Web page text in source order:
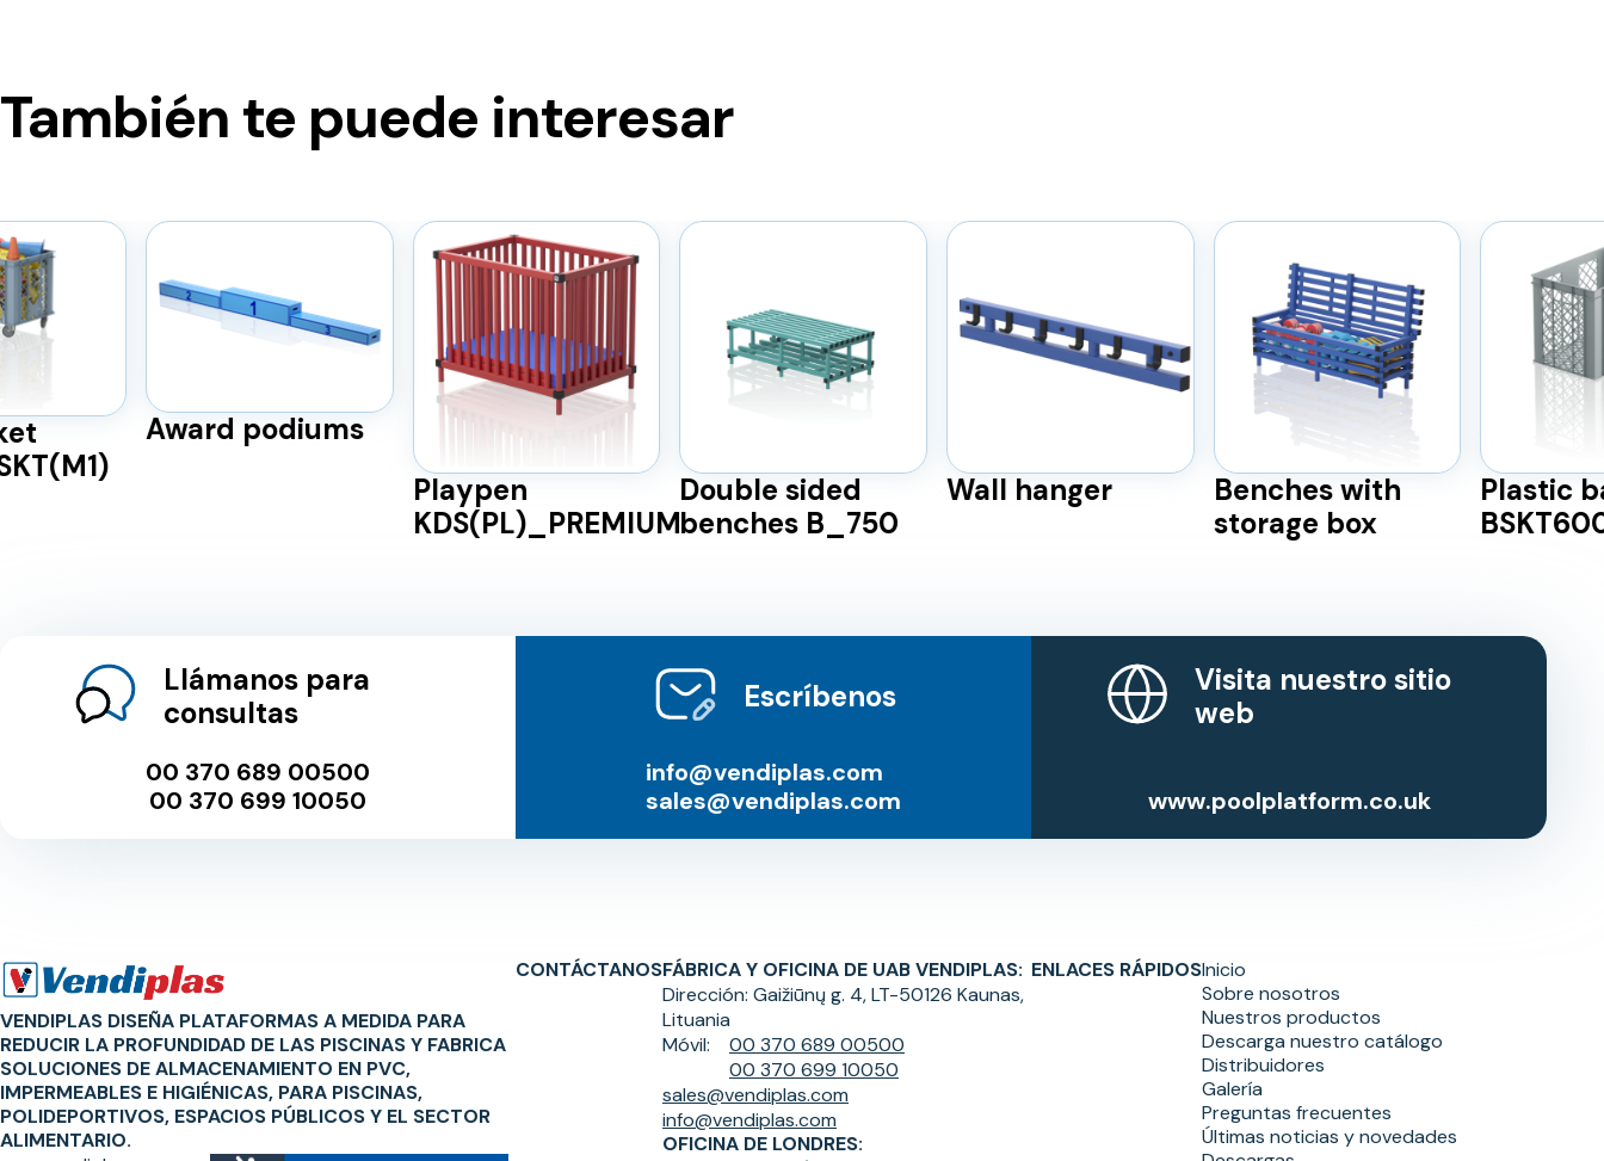
También te puede interesar
Award podiums
Playpen
KDS(PL)_PREMIUM
Double sided
benches B_750
Wall hanger
Benches with
storage box
Plastic
Llámanos para
consultas
00 370 689 00500
00 370 699 10050
Escríbenos
info@vendiplas.com
sales@vendiplas.com
Visita nuestro sitio
web
www.poolplatform.co.uk
VENDIPLAS DISEÑA PLATAFORMAS A MEDIDA PARA
REDUCIR LA PROFUNDIDAD DE LAS PISCINAS Y FABRICA
SOLUCIONES DE ALMACENAMIENTO EN PVC,
IMPERMEABLES E HIGIÉNICAS, PARA PISCINAS,
POLIDEPORTIVOS, ESPACIOS PÚBLICOS Y EL SECTOR
ALIMENTARIO.
CONTÁCTANOSFÁBRICA Y OFICINA DE UAB VENDIPLAS:
Dirección: Gaižiūnų g. 4, LT-50126 Kaunas,
Lituania
Móvil:
00 370 689 00500
00 370 699 10050
sales@vendiplas.com
info@vendiplas.com
OFICINA DE LONDRES:
ENLACES RÁPIDOSInicio
Sobre nosotros
Nuestros productos
Descarga nuestro catálogo
Distribuidores
Galería
Preguntas frecuentes
Últimas noticias y novedades